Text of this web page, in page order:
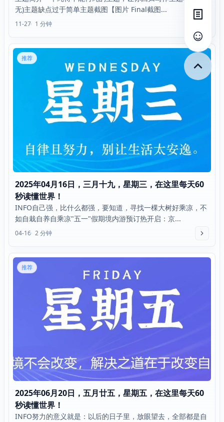
无)主题缺点过于简单主题截图【图片 Final截图...
11-27 1 分钟
推荐
2025年04月16日，三月十九，星期三，在这里每天60
秒读懂世界！
INFO自己强，比什么都强，要知道，寻找一棵大树好乘凉，不
如自栽自养自乘凉"五一"假期境内游预订热开启：京...
04-16 2 分钟
推荐
2025年06月20日，五月廿五，星期五，在这里每天60
秒读懂世界！
INFO努力的意义就是：以后的日子里，放眼望去，全部都是自
打开目
查看评